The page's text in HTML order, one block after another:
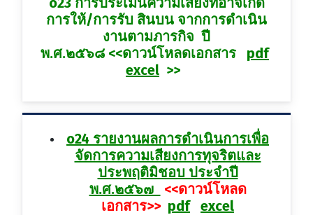
การให้/การรับ สินบน จากการดำเนิน
งานตามภารกิจ ปี
พ.ศ.๒๕๖๘ <<ดาวน์โหลดเอกสาร pdf
excel >>
o24 รายงานผลการดำเนินการเพื่อ
จัดการความเสียงการทุจริตและ
ประพฤติมิชอบ ประจำปี
พ.ศ.๒๕๖๗
<<ดาวน์โหลด
เอกสาร>> pdf excel